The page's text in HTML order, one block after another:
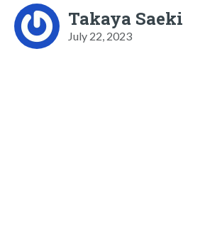
Takaya Saeki
July 22, 2023